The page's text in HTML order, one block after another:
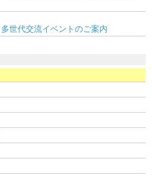
世代交流イベントのご案内